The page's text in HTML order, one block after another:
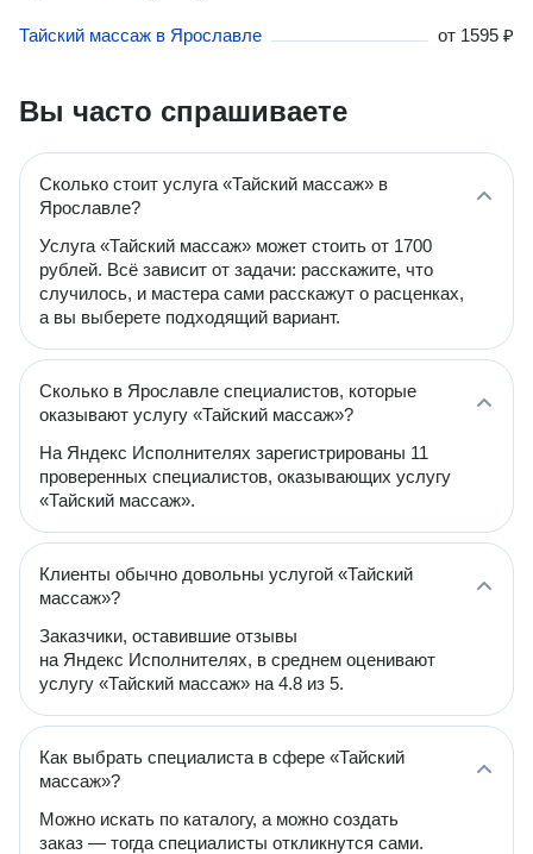
Тайский массаж в Ярославле от 1595 ₽
Вы часто спрашиваете
Сколько стоит услуга «Тайский массаж» в
Ярославле?
Услуга «Тайский массаж» может стоить от 1700
рублей. Всё зависит от задачи: расскажите, что
случилось, и мастера сами расскажут о расценках,
а вы выберете подходящий вариант.
Сколько в Ярославле специалистов, которые
оказывают услугу «Тайский массаж»?
На Яндекс Исполнителях зарегистрированы 11
проверенных специалистов, оказывающих услугу
«Тайский массаж».
Клиенты обычно довольны услугой «Тайский
массаж»?
Заказчики, оставившие отзывы
на Яндекс Исполнителях, в среднем оценивают
услугу «Тайский массаж» на 4.8 из 5.
Как выбрать специалиста в сфере «Тайский
массаж»?
Можно искать по каталогу, а можно создать
заказ — тогда специалисты откликнутся сами.